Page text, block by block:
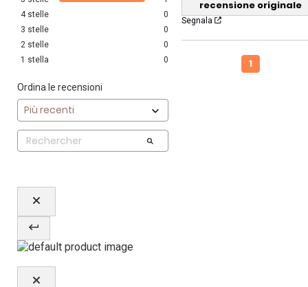
4 stelle
0
3 stelle
0
2 stelle
0
1 stella 0
Ordina le recensioni
recensione originale
Segnala
1